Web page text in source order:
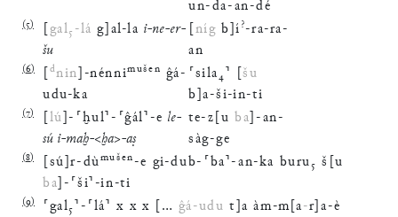
un-da-an-dé
(5) [gal₅-lá g]al-la i-ne-er-
šu
[níg b]í ?-ra-ra-
an
(6) [dnin]-nénnimušen ĝá-
udu-ka
⸢sila₄⸣ [šu
b]a-ši-in-ti
(7) [lú]- ⸢ḫul⸣- ⸢ĝál⸣-e le-
sú i-maḫ-<ḫa>-aṣ
te-z[u ba]-an-
sàg-ge
(8) [sú]r-dùmušen-e gi-dub- ⸢ba⸣-an-ka buru₅ š [u
ba]-⸢ši⸣-in-ti
(9) ⸢gal₅⸣-⸢lá⸣ x x x [… ĝá-udu t]a àm-m[a-r]a-è